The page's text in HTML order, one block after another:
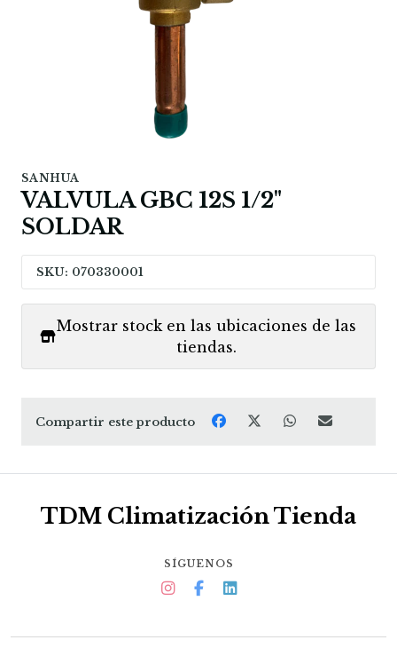
SANHUA
VALVULA GBC 12S 1/2"
SOLDAR
SKU: 070330001
Mostrar stock en las ubicaciones de las
tiendas.
Compartir este producto
TDM Climatización Tienda
SÍGUENOS